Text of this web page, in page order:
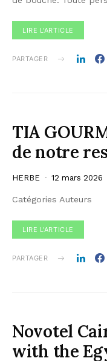
LIRE L'ARTICLE
PARTAGER
TIA
de notre
HERBE 12 mars 2026
Catégories Auteurs
LIRE L'ARTICLE
PARTAGER
Novotel
with the